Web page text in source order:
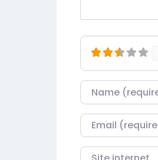
Nom
Courriel
Site internet